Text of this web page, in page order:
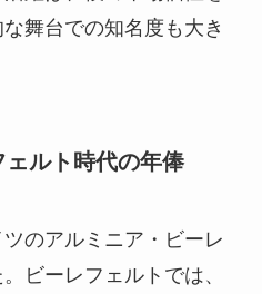
舞台での知名度も大き
ルト時代の年俸
のアルミニア・ビーレ
ビーレフェルトでは、